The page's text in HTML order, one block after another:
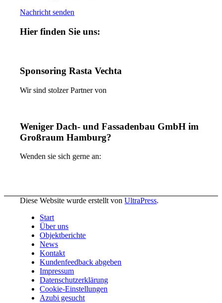
Nachricht senden
Hier finden Sie uns:
Sponsoring Rasta Vechta
Wir sind stolzer Partner von
Weniger Dach- und Fassadenbau GmbH im
Großraum Hamburg?
Wenden sie sich gerne an:
Diese Website wurde erstellt vonUltraPress.
Start
Über uns
Objektberichte
News
Kontakt
Kundenfeedback abgeben
Impressum
Datenschutzerklärung
Cookie-Einstellungen
Azubi gesucht